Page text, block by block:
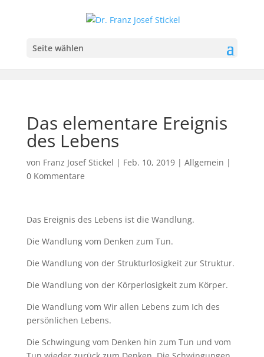
Seite wählen
Das elementare Ereignis
des Lebens
von Franz Josef Stickel | Feb. 10, 2019| Allgemein |
0 Kommentare
Das Ereignis des Lebens ist die Wandlung.
Die Wandlung vom Denken zum Tun.
Die Wandlung von der Strukturlosigkeit zur Struktur.
Die Wandlung von der Körperlosigkeit zum Körper.
Die Wandlung vom Wir allen Lebens zum Ich des
persönlichen Lebens.
Die Schwingung vom Denken hin zum Tun und vom